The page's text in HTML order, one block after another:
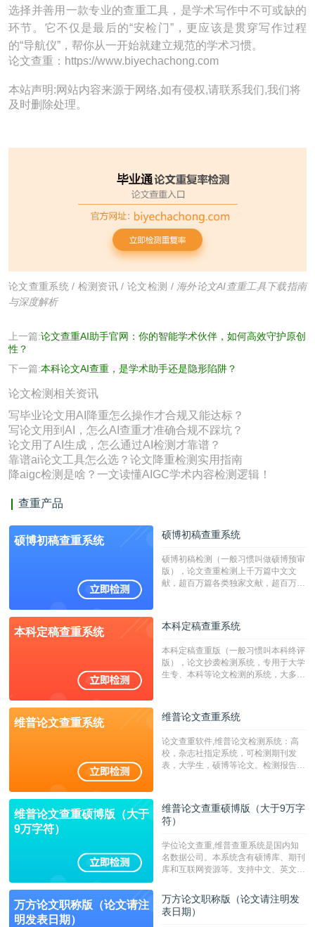
选择并善用一款专业的查重工具，是学术写作中不可或缺的
环节。它不仅是最后的“安检门”，更应该是贯穿写作过程
的“导航仪”，帮你从一开始就建立规范的学术习惯。
论文查重：https://www.biyechachong.com
本站声明:网站内容来源于网络,如有侵权,请联系我们,我们将
及时删除处理。
论文查重系统 / 检测资讯 / 论文检测 / 海外论文AI查重工具下载指南
与深度解析
上一篇:论文查重AI助手官网：你的智能学术伙伴，如何高效守护原创
性？
下一篇:本科论文AI查重，是学术助手还是隐形陷阱？
论文检测相关资讯
写毕业论文用AI降重怎么操作才合规又能达标？
写论文用到AI，怎么AI查重才准确合规不踩坑？
论文用了AI生成，怎么通过AI检测才靠谱？
靠谱ai论文工具怎么选？论文降重检测实用指南
降aigc检测是啥？一文读懂AIGC学术内容检测逻辑！
查重产品
硕博初稿查重系统 硕博初稿查重系统
硕博初稿检测（一般习惯叫做硕博预审
版），论文查重检测上千万篇中文文
献，超百万篇各类独家文献，超百万港
校用来检测硕博论文的系统，检测范围
广，数据来源真实，检测算法合理!本
字符数30万）
本科定稿查重系统 本科定稿查重系统
本科定稿查重版（一般习惯叫本科终评
版），论文抄袭检测系统，专用于大学
生专、本科等论文检测的系统，大多数
维普论文查重系统 维普论文查重系统
论文查重软件,维普论文检测系统：高
校，杂志社指定系统，可检测期刊发
表，大学生，硕博等论文。检测报告支
维普论文查重硕博版（大于
9万字符）
维普论文查重硕博版（大于9万字
符）
学位论文查重,维普查重系统是国内知
名数据公司。本系统含有硕博库、期刊
库和互联网资源等。支持中文、英文、
定院校！！！
万方论文职称版（论文请注
明发表日期）
万方论文职称版（论文请注明发
表日期）